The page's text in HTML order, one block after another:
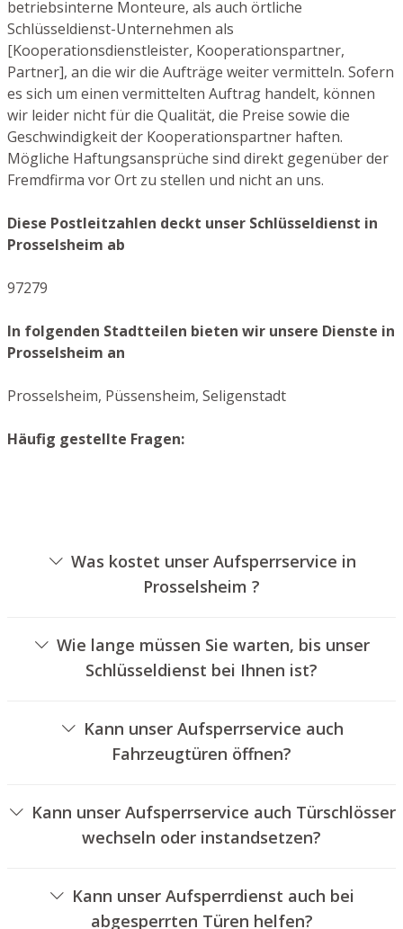
betriebsinterne Monteure, als auch örtliche
Schlüsseldienst-Unternehmen als
[Kooperationsdienstleister, Kooperationspartner,
Partner], an die wir die Aufträge weiter vermitteln. Sofern
es sich um einen vermittelten Auftrag handelt, können
wir leider nicht für die Qualität, die Preise sowie die
Geschwindigkeit der Kooperationspartner haften.
Mögliche Haftungsansprüche sind direkt gegenüber der
Fremdfirma vor Ort zu stellen und nicht an uns.
Diese Postleitzahlen deckt unser Schlüsseldienst in
Prosselsheim ab
97279
In folgenden Stadtteilen bieten wir unsere Dienste in
Prosselsheim an
Prosselsheim, Püssensheim, Seligenstadt
Häufig gestellte Fragen:
Was kostet unser Aufsperrservice in
Prosselsheim ?
hängen von verschiedenen Faktoren ab, wie
beispielsweise der Art des Türschlosses, der Dauer der
Arbeiten und eventuell anfallenden Anfahrtskosten. Wir
nachvollziehbare Angebote an.
Wie lange müssen Sie warten, bis unser
Schlüsseldienst bei Ihnen ist?
innerhalb von 30 Minuten vor Ort. Die tatsächliche
Wartezeit hängt von der Entfernung des Einsatzortes zu
unserer Filiale und den örtlichen Verkehrsbedingungen
Kann unser Aufsperrservice auch
Fahrzeugtüren öffnen?
Kann unser Aufsperrservice auch Türschlösser
wechseln oder instandsetzen?
Schlössern an.Kann unser Aufsperrdienst auch bei
abgesperrten Türen helfen?